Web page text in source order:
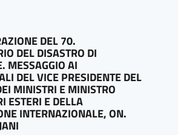
DEL 70.
DEL DISASTRO DI
MESSAGGIO AI
DEL VICE PRESIDENTE DEL
MINISTRI E MINISTRO
ESTERI E DELLA
INTERNAZIONALE, ON.